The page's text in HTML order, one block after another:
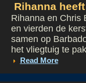
Rihanna
Rihanna en Chris
en vierden de
samen op
het vliegtuig te
Read More